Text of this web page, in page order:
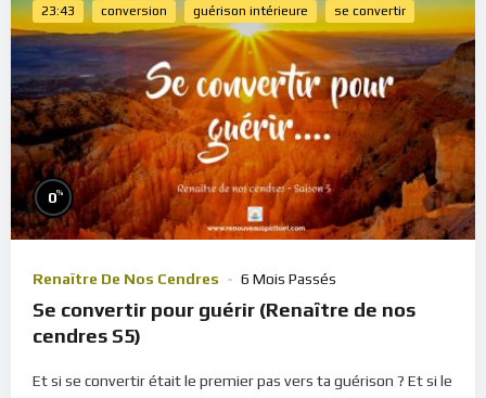
23:43 conversion guérison intérieure se convertir
0%
Renaître De Nos Cendres 6 Mois Passés
Se convertir pour guérir (Renaître de nos
cendres S5)
Et si se convertir était le premier pas vers ta guérison ? Et si le